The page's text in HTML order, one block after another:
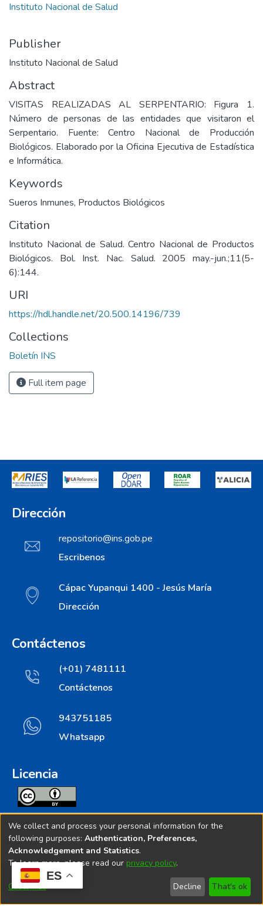
ES
Instituto Nacional de Salud
Publisher
Instituto Nacional de Salud
Abstract
VISITAS REALIZADAS AL SERPENTARIO: Figura 1.
Número de personas de las entidades que visitaron el
Serpentario. Fuente: Centro Nacional de Producción
Biológicos. Elaborado por la Oficina Ejecutiva de Estadística
e Informática.
Keywords
Sueros Inmunes, Productos Biológicos
Citation
Instituto Nacional de Salud. Centro Nacional de Productos
Biológicos. Bol. Inst. Nac. Salud. 2005 may.-jun.;11(5-
6):144.
URI
https://hdl.handle.net/20.500.14196/739
Collections
Boletín INS
Full item page
Dirección
repositorio@ins.gob.pe
Escribenos
Cápac Yupanqui 1400 - Jesús María
Dirección
Contáctenos
(+01) 7481111
Contáctenos
943751185
Whatsapp
Licencia
Todos los contenidos de repositorio.ins.gob.pe estan
licenciados bajo
Creative Commoms License
© 2025. Instituto Nacional de Salud - Implementado por
We collect and process your personal information for the
following purposes: Authentication, Preferences,
Acknowledgement and Statistics.
To learn more, please read our privacy policy.
Customize Decline That's ok